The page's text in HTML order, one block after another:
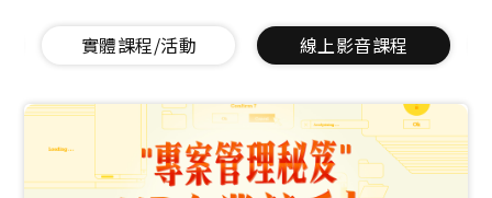
實體課程/活動 線上影音課程